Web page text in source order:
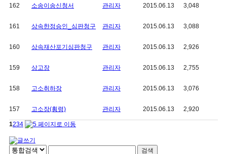
162 소송이송신청서 관리자 2015.06.13 3,048
161 상속한정승인_심판청구 관리자 2015.06.13 3,088
160 상속재산포기심판청구 관리자 2015.06.13 2,926
159 상고장 관리자 2015.06.13 2,755
158 고소취하장 관리자 2015.06.13 3,076
157 고소장(횡령) 관리자 2015.06.13 2,920
1234